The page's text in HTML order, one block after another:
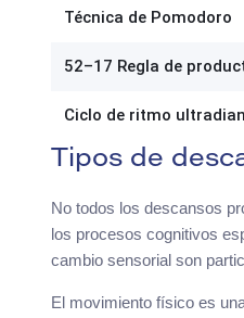
Técnica de Pomodoro
52–17 Regla de
Ciclo de ritmo
Tipos de
No todos los descansos
los procesos cognitivos
cambio sensorial son
El movimiento físico es